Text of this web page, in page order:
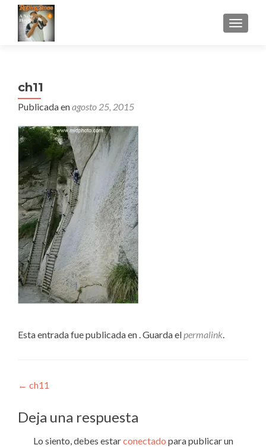
ch11
Publicada enagosto 25, 2015
Esta entrada fue publicada en . Guarda elpermalink.
Navegación
de
entradas
← ch11
Deja una respuesta
Lo siento, debes estarconectado para publicar un